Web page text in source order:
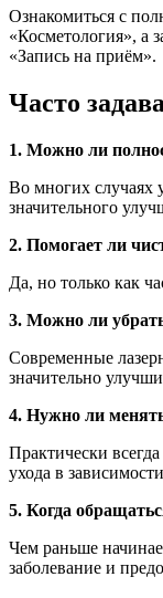
Ознакомиться с
«Косметология», а
«Запись на приём».
Часто
1. Можно ли
Во многих случаях
значительного
2. Помогает ли
Да, но только как
3. Можно ли
Современные
значительно
4. Нужно ли
Практически
ухода в
5. Когда
Чем раньше
заболевание и